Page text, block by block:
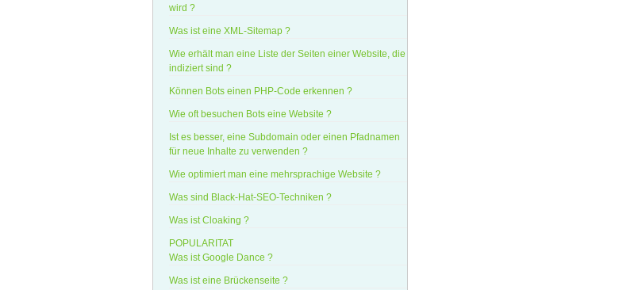
wird ?
Was ist eine XML-Sitemap ?
Wie erhält man eine Liste der Seiten einer Website, die
indiziert sind ?
Können Bots einen PHP-Code erkennen ?
Wie oft besuchen Bots eine Website ?
Ist es besser, eine Subdomain oder einen Pfadnamen
für neue Inhalte zu verwenden ?
Wie optimiert man eine mehrsprachige Website ?
Was sind Black-Hat-SEO-Techniken ?
Was ist Cloaking ?
POPULARITAT
Was ist Google Dance ?
Was ist eine Brückenseite ?